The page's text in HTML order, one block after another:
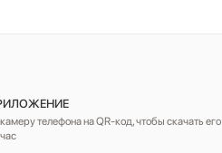
телефона на QR-код, чтобы скачать его